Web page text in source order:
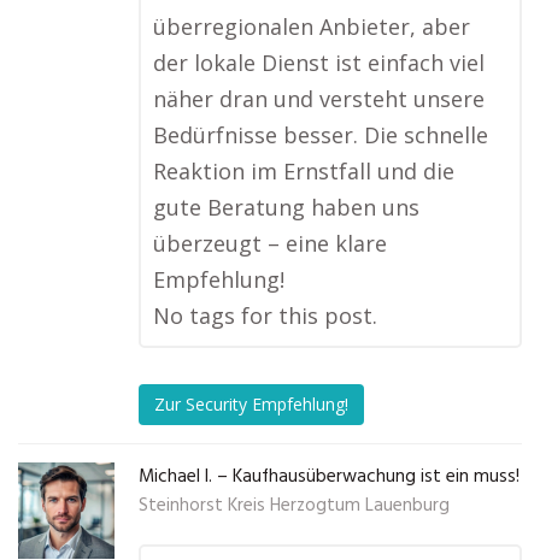
überregionalen Anbieter, aber
der lokale Dienst ist einfach viel
näher dran und versteht unsere
Bedürfnisse besser. Die schnelle
Reaktion im Ernstfall und die
gute Beratung haben uns
überzeugt – eine klare
Empfehlung!
No tags for this post.
Zur Security Empfehlung!
Michael I. – Kaufhausüberwachung ist ein muss!
Steinhorst Kreis Herzogtum Lauenburg